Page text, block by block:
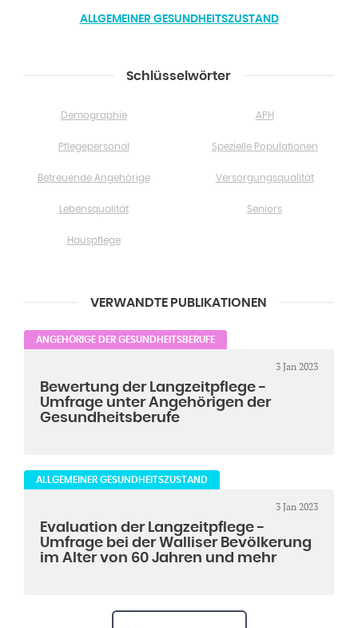
ALLGEMEINER GESUNDHEITSZUSTAND
Schlüsselwörter
Demographie APH
Pflegepersonal Spezielle Populationen
Betreuende Angehörige Versorgungsqualität
Lebensqualität Seniors
Hauspflege
VERWANDTE PUBLIKATIONEN
ANGEHÖRIGE DER GESUNDHEITSBERUFE
3 Jan 2023
Bewertung der Langzeitpflege -
Umfrage unter Angehörigen der
Gesundheitsberufe
ALLGEMEINER GESUNDHEITSZUSTAND
3 Jan 2023
Evaluation der Langzeitpflege -
Umfrage bei der Walliser Bevölkerung
im Alter von 60 Jahren und mehr